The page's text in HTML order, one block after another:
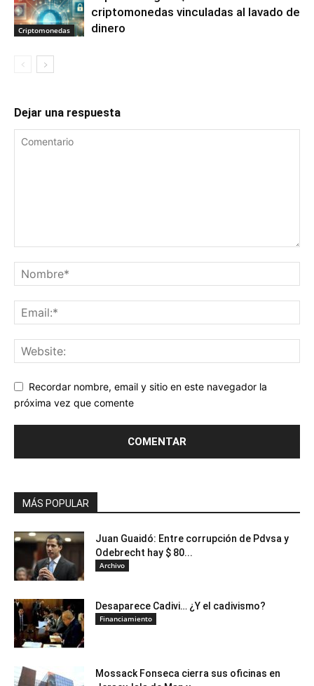
Criptomonedas
criptomonedas vinculadas al lavado de
dinero
Dejar una respuesta
Recordar nombre, email y sitio en este navegador la
próxima vez que comente
MÁS POPULAR
Juan Guaidó: Entre corrupción de Pdvsa y
Odebrecht hay $ 80...
Archivo
Desaparece Cadivi… ¿Y el cadivismo?
Financiamiento
Mossack Fonseca cierra sus oficinas en